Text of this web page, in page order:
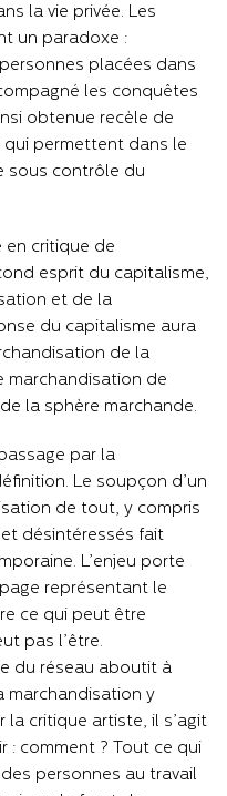
la vie privée. Les
un paradoxe :
placées dans
les conquêtes
obtenue recèle de
permettent dans le
sous contrôle du
en critique de
esprit du capitalisme,
et de la
du capitalisme aura
de la
marchandisation de
la sphère marchande.
par la
Le soupçon d’un
de tout, y compris
désintéressés fait
L’enjeu porte
représentant le
ce qui peut être
pas l’être.
du réseau aboutit à
marchandisation y
la critique artiste, il s’agit
: comment ? Tout ce qui
personnes au travail